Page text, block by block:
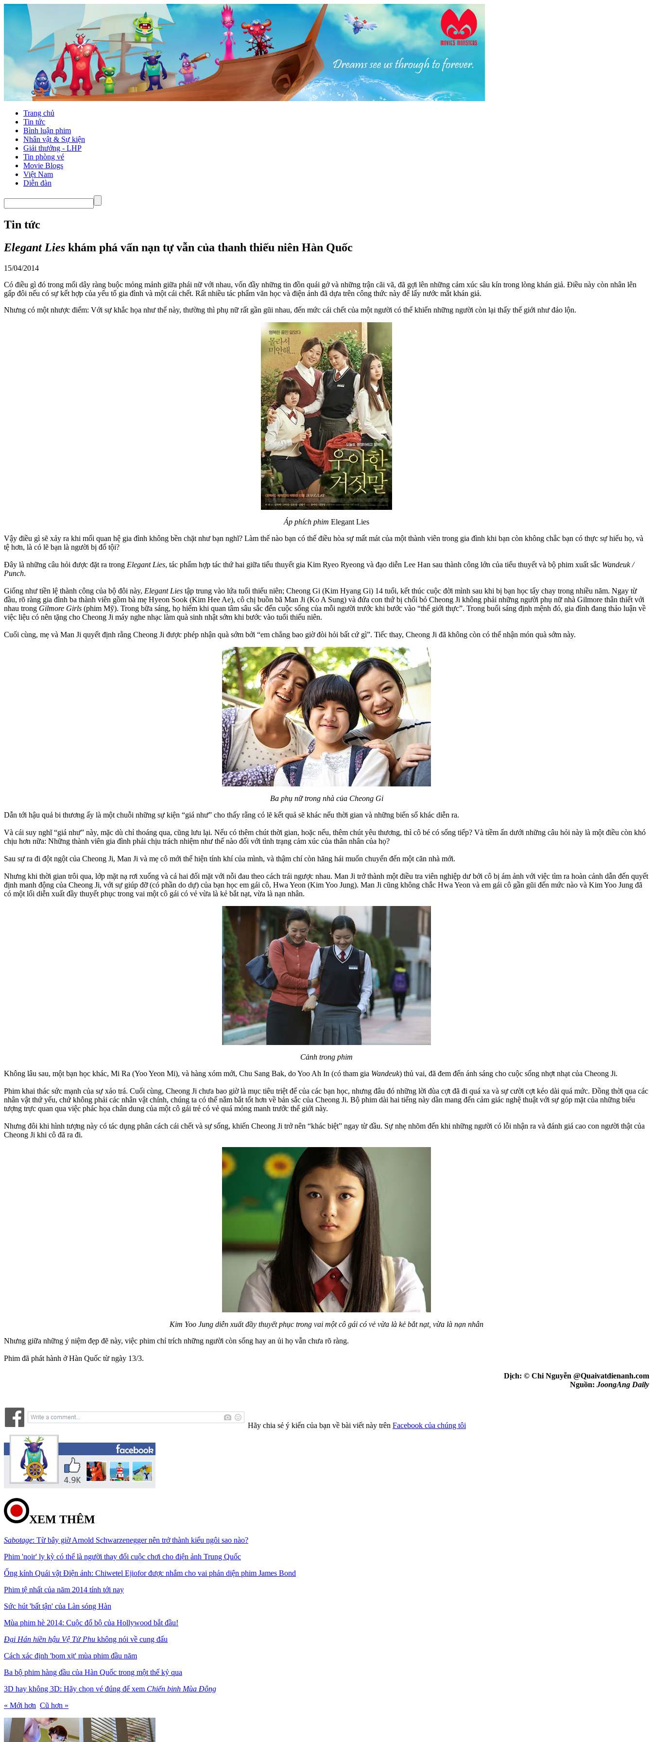
Trang chủ
Tin tức
Bình luận phim
Nhân vật & Sự kiện
Giải thưởng - LHP
Tin phòng vé
Movie Blogs
Việt Nam
Diễn đàn
Tin tức
Elegant Lies khám phá vấn nạn tự vẫn của thanh thiếu niên Hàn Quốc
15/04/2014
Có điều gì đó trong mối dây ràng buộc mỏng mảnh giữa phái nữ với nhau, vốn đầy những tin đồn quái gở và những trận cãi vã, đã gợi lên những cảm xúc sâu kín trong lòng khán giả. Điều này còn nhân lên
gấp đôi nếu có sự kết hợp của yếu tố gia đình và một cái chết. Rất nhiều tác phẩm văn học và điện ảnh đã dựa trên công thức này để lấy nước mắt khán giả.
Nhưng có một nhược điểm: Với sự khắc họa như thế này, thường thì phụ nữ rất gần gũi nhau, đến mức cái chết của một người có thể khiến những người còn lại thấy thế giới như đảo lộn.
Áp phích phim Elegant Lies
Vậy điều gì sẽ xảy ra khi mối quan hệ gia đình không bền chặt như bạn nghĩ? Làm thế nào bạn có thể điều hòa sự mất mát của một thành viên trong gia đình khi bạn còn không chắc bạn có thực sự hiểu họ, và
tệ hơn, là có lẽ bạn là người bị đổ tội?
Đây là những câu hỏi được đặt ra trong Elegant Lies, tác phẩm hợp tác thứ hai giữa tiểu thuyết gia Kim Ryeo Ryeong và đạo diễn Lee Han sau thành công lớn của tiểu thuyết và bộ phim xuất sắc Wandeuk /
Punch.
Giống như tiền lệ thành công của bộ đôi này, Elegant Lies tập trung vào lứa tuổi thiếu niên; Cheong Gi (Kim Hyang Gi) 14 tuổi, kết thúc cuộc đời mình sau khi bị bạn học tẩy chay trong nhiều năm. Ngay từ
đầu, rõ ràng gia đình ba thành viên gồm bà mẹ Hyeon Sook (Kim Hee Ae), cô chị buồn bã Man Ji (Ko A Sung) và đứa con thứ bị chối bỏ Cheong Ji không phải những người phụ nữ nhà Gilmore thân thiết với
nhau trong Gilmore Girls (phim Mỹ). Trong bữa sáng, họ hiếm khi quan tâm sâu sắc đến cuộc sống của mỗi người trước khi bước vào “thế giới thực”. Trong buổi sáng định mệnh đó, gia đình đang thảo luận về
việc liệu có nên tặng cho Cheong Ji máy nghe nhạc làm quà sinh nhật sớm khi bước vào tuổi thiếu niên.
Cuối cùng, mẹ và Man Ji quyết định rằng Cheong Ji được phép nhận quà sớm bởi “em chẳng bao giờ đòi hỏi bất cứ gì”. Tiếc thay, Cheong Ji đã không còn có thể nhận món quà sớm này.
Ba phụ nữ trong nhà của Cheong Gi
Dẫn tới hậu quả bi thương ấy là một chuỗi những sự kiện “giá như” cho thấy rằng có lẽ kết quả sẽ khác nếu thời gian và những biến số khác diễn ra.
Và cái suy nghĩ “giá như” này, mặc dù chỉ thoáng qua, cũng lưu lại. Nếu có thêm chút thời gian, hoặc nếu, thêm chút yêu thương, thì cô bé có sống tiếp? Và tiềm ẩn dưới những câu hỏi này là một điều còn khó
chịu hơn nữa: Những thành viên gia đình phải chịu trách nhiệm như thế nào đối với tình trạng cảm xúc của thân nhân của họ?
Sau sự ra đi đột ngột của Cheong Ji, Man Ji và mẹ cô mới thể hiện tính khí của mình, và thậm chí còn hăng hái muốn chuyển đến một căn nhà mới.
Nhưng khi thời gian trôi qua, lớp mặt nạ rơi xuống và cả hai đối mặt với nỗi đau theo cách trái ngược nhau. Man Ji trở thành một điều tra viên nghiệp dư bởi cô bị ám ảnh với việc tìm ra hoàn cảnh dẫn đến quyết
định manh động của Cheong Ji, với sự giúp đỡ (có phần do dự) của bạn học em gái cô, Hwa Yeon (Kim Yoo Jung). Man Ji cũng không chắc Hwa Yeon và em gái cô gần gũi đến mức nào và Kim Yoo Jung đã
có một lối diễn xuất đầy thuyết phục trong vai một cô gái có vẻ vừa là kẻ bắt nạt, vừa là nạn nhân.
Cảnh trong phim
Không lâu sau, một bạn học khác, Mi Ra (Yoo Yeon Mi), và hàng xóm mới, Chu Sang Bak, do Yoo Ah In (có tham gia Wandeuk) thủ vai, đã đem đến ánh sáng cho cuộc sống nhợt nhạt của Cheong Ji.
Phim khai thác sức mạnh của sự xảo trá. Cuối cùng, Cheong Ji chưa bao giờ là mục tiêu triệt để của các bạn học, nhưng đâu đó những lời đùa cợt đã đi quá xa và sự cười cợt kéo dài quá mức. Đồng thời qua các
nhân vật thứ yếu, chứ không phải các nhân vật chính, chúng ta có thể nắm bắt tốt hơn về bản sắc của Cheong Ji. Bộ phim dài hai tiếng này dần mang đến cảm giác nghệ thuật với sự góp mặt của những biểu
tượng trực quan qua việc phác họa chân dung của một cô gái trẻ có vẻ quá mỏng manh trước thế giới này.
Nhưng đôi khi hình tượng này có tác dụng phân cách cái chết và sự sống, khiến Cheong Ji trở nên “khác biệt” ngay từ đầu. Sự nhẹ nhõm đến khi những người có lỗi nhận ra và đánh giá cao con người thật của
Cheong Ji khi cô đã ra đi.
Kim Yoo Jung diễn xuất đầy thuyết phục trong vai một cô gái có vẻ vừa là kẻ bắt nạt, vừa là nạn nhân
Nhưng giữa những ý niệm đẹp đẽ này, việc phim chỉ trích những người còn sống hay an ủi họ vẫn chưa rõ ràng.
Phim đã phát hành ở Hàn Quốc từ ngày 13/3.
Dịch: © Chi Nguyễn @Quaivatdienanh.com
Nguồn: JoongAng Daily
Hãy chia sẻ ý kiến của bạn về bài viết này trên Facebook của chúng tôi
XEM THÊM
Sabotage: Từ bây giờ Arnold Schwarzenegger nên trở thành kiểu ngôi sao nào?
Phim 'noir' ly kỳ có thể là người thay đổi cuộc chơi cho điện ảnh Trung Quốc
Ống kính Quái vật Điện ảnh: Chiwetel Ejiofor được nhắm cho vai phản diện phim James Bond
Phim tệ nhất của năm 2014 tính tới nay
Sức hút 'bất tận' của Làn sóng Hàn
Mùa phim hè 2014: Cuộc đổ bộ của Hollywood bắt đầu!
Đại Hán hiền hậu Vệ Tử Phu không nói về cung đấu
Cách xác định 'bom xịt' mùa phim đầu năm
Ba bộ phim hàng đầu của Hàn Quốc trong một thế kỷ qua
3D hay không 3D: Hãy chọn vé đúng để xem Chiến binh Mùa Đông
« Mới hơn Cũ hơn »